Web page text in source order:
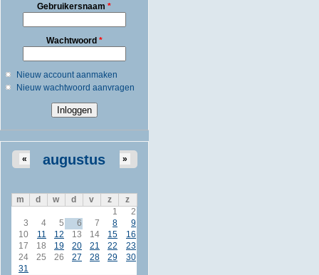
Gebruikersnaam*
Wachtwoord *
Nieuw account aanmaken
Nieuw wachtwoord aanvragen
augustus
« »
m d w d v z
z
1
2
3
4 5 6 7 8
9
10
11 12 13 14 15
16
17
18 19 20 21 22
23
24
25 26 27 28 29
30
31